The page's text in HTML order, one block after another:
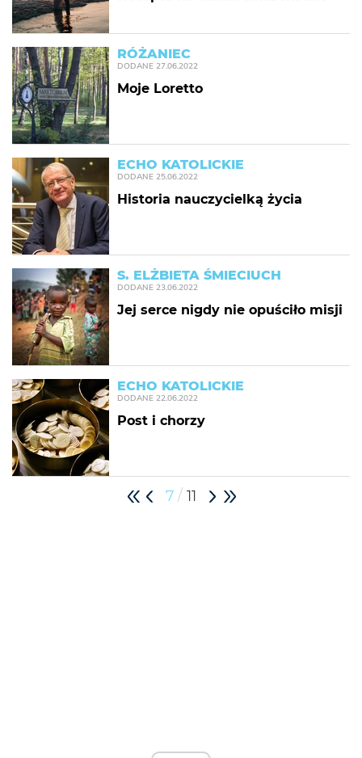
RÓŻANIEC
DODANE 27.06.2022
Moje Loretto
ECHO KATOLICKIE
DODANE 25.06.2022
Historia nauczycielką życia
S. ELŻBIETA ŚMIECIUCH
DODANE 23.06.2022
Jej serce nigdy nie opuściło misji
ECHO KATOLICKIE
DODANE 22.06.2022
Post i chorzy
7 / 11